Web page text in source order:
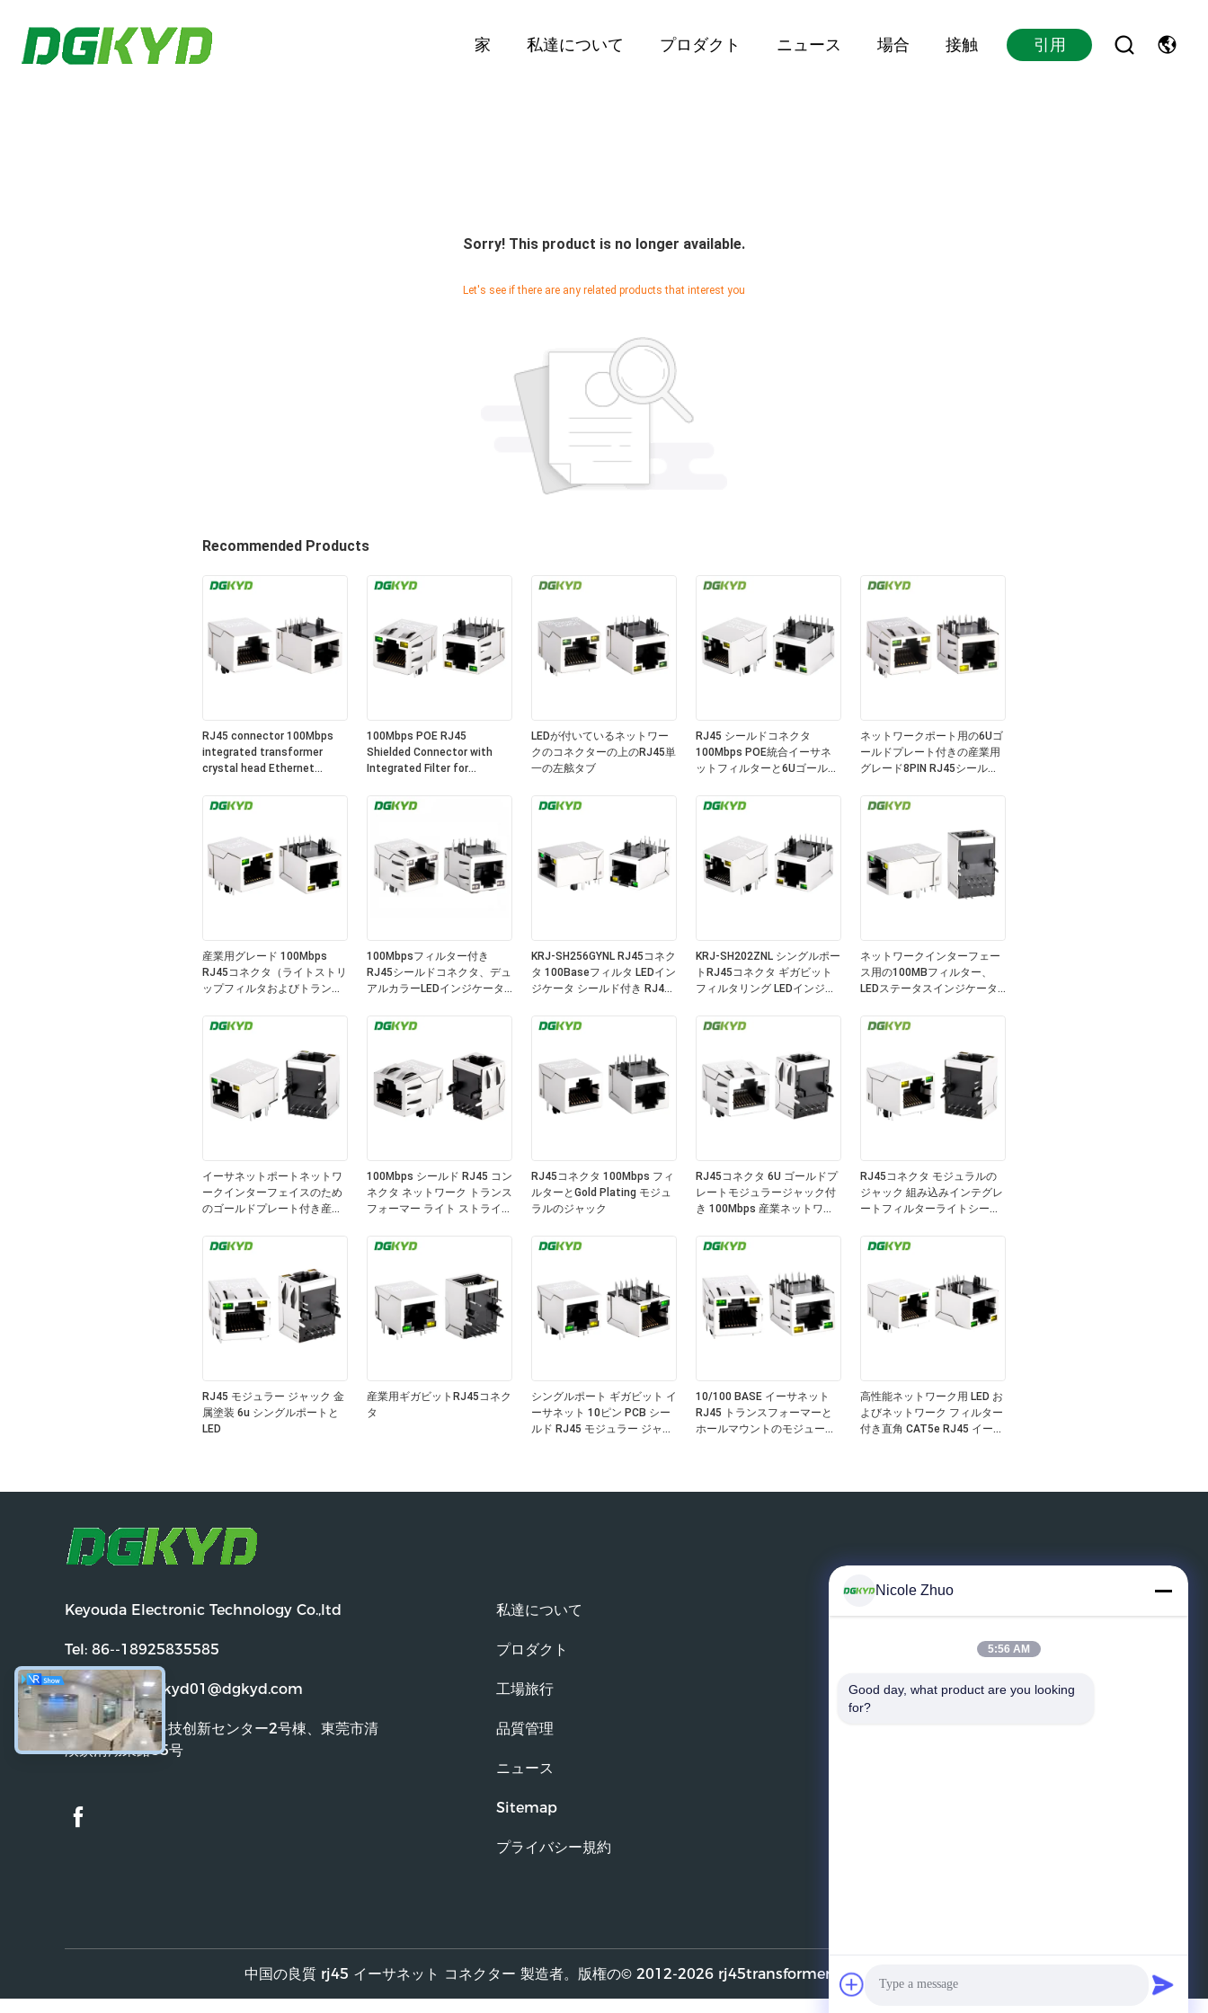
家 私達について プロダクト ニュース 場合 接触 引用
Sorry! This product is no longer available.
Let's see if there are any related products that interest you
Recommended Products
RJ45 connector 100Mbps
integrated transformer
crystal head Ethernet
DGKYD211B031GWA4D
100Mbps POE RJ45
Shielded Connector with
Integrated Filter for
LEDが付いているネットワー
クのコネクターの上のRJ45単
一の左舷タブ
RJ45 シールドコネクタ
100Mbps POE統合イーサネ
ットフィルターと6Uゴールド
ネットワークポート用の6Uゴ
ールドプレート付きの産業用
グレード8PIN RJ45シールド
産業用グレード 100Mbps
RJ45コネクタ（ライトストリ
ップフィルタおよびトランス
100Mbpsフィルター付き
RJ45シールドコネクタ、デュ
アルカラーLEDインジケータ
KRJ-SH256GYNL RJ45コネク
タ 100Baseフィルタ LEDイン
ジケータ シールド付き RJ45
KRJ-SH202ZNL シングルポー
トRJ45コネクタ ギガビット
フィルタリング LEDインジケ
イーサネットポート用
ネットワークインターフェー
ス用の100MBフィルター、
LEDステータスインジケータ
ネクターを備えたRJ45モジュ
イーサネットポートネットワ
ークインターフェイスのため
のゴールドプレート付き産業
100Mbps シールド RJ45 コン
ネクタ ネットワーク トランス
フォーマー ライト ストライプ
RJ45コネクタ 100Mbps フィ
ルターとGold Plating モジュ
ラルのジャック
RJ45コネクタ 6U ゴールドプ
レートモジュラージャック付
き 100Mbps 産業ネットワー
RJ45コネクタ モジュラルの
ジャック 組み込みインテグレ
ートフィルターライトシール
ドプレート 6u
RJ45 モジュラー ジャック 金
属塗装 6u シングルポートと
LED
産業用ギガビットRJ45コネク
タ
シングルポート ギガビット イ
ーサネット 10ピン PCB シー
ルド RJ45 モジュラー ジャッ
10/100 BASE イーサネット
RJ45 トランスフォーマーと
ホールマウントのモジュール
高性能ネットワーク用 LED お
よびネットワーク フィルター
付き直角 CAT5e RJ45 イーサ
Keyouda Electronic Technology Co.,ltd
Tel: 86--18925835585
電子メール:dgkyd01@dgkyd.com
住所:李和紫荆科技创新センター2号棟、東莞市清
渓鎮清湖東路55号
私達について
プロダクト
工場旅行
品質管理
ニュース
Sitemap
プライバシー規約
中国の良質 rj45 イーサネット コネクター 製造者。版権の© 2012-2026 rj45transformer.com . 複製権所有。
Nicole Zhuo
5:56 AM
Good day, what product are you looking
for?